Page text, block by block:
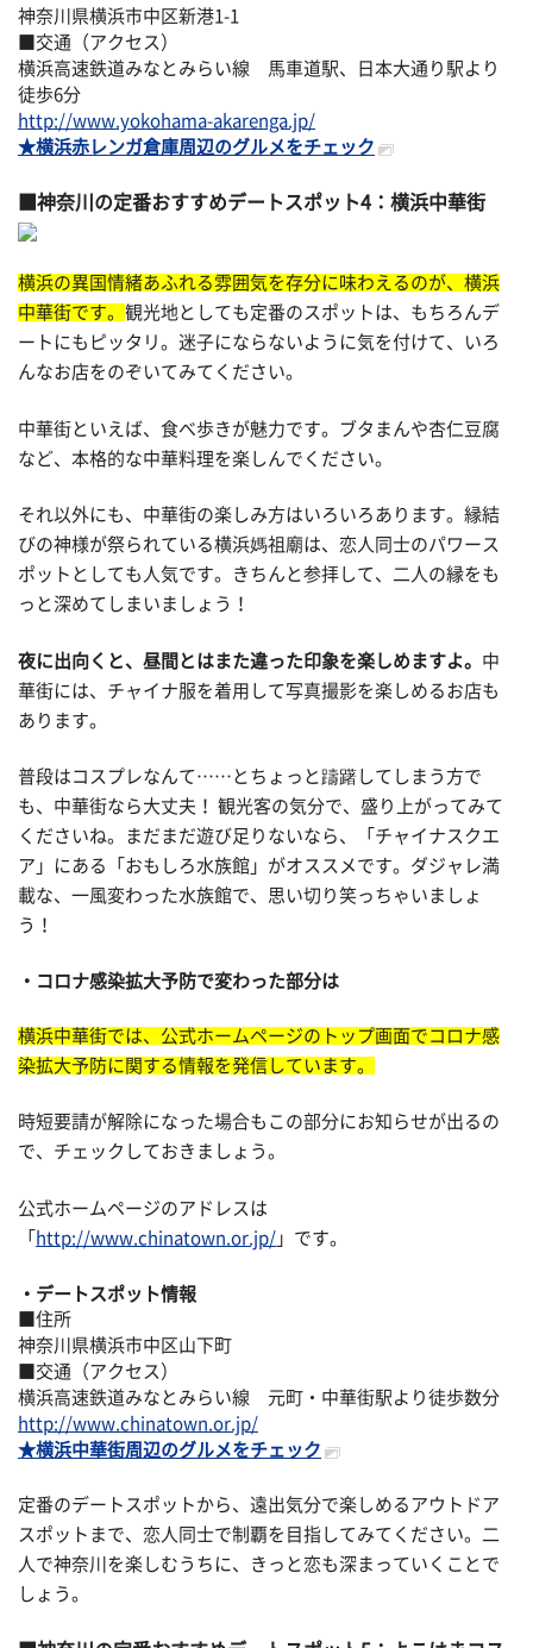
神奈川県横浜市中区新港1-1
■交通（アクセス）
横浜高速鉄道みなとみらい線 馬車道駅、日本大通り駅より
徒歩6分
http://www.yokohama-akarenga.jp/
★横浜赤レンガ倉庫周辺のグルメをチェック
神奈川の定番おすすめデートスポット4：横浜中華街
横浜の異国情緒あふれる雰囲気を存分に味わえるのが、横浜
中華街です。 観光地としても定番のスポットは、もちろんデ
ートにもピッタリ。迷子にならないように気を付けて、いろ
んなお店をのぞいてみてください。
中華街といえば、食べ歩きが魅力です。ブタまんや杏仁豆腐
など、本格的な中華料理を楽しんでください。
それ以外にも、中華街の楽しみ方はいろいろあります。縁結
びの神様が祭られている横浜媽祖廟は、恋人同士のパワース
ポットとしても人気です。きちんと参拝して、二人の縁をも
っと深めてしまいましょう！
夜に出向くと、昼間とはまた違った印象を楽しめますよ。 中
華街には、チャイナ服を着用して写真撮影を楽しめるお店も
あります。
普段はコスプレなんて……とちょっと躊躇してしまう方で
も、中華街なら大丈夫！ 観光客の気分で、盛り上がってみて
くださいね。まだまだ遊び足りないなら、「チャイナスクエ
ア」にある「おもしろ水族館」がオススメです。ダジャレ満
載な、一風変わった水族館で、思い切り笑っちゃいましょ
う！
コロナ感染拡大予防で変わった部分は
横浜中華街では、公式ホームページのトップ画面でコロナ感
染拡大予防に関する情報を発信しています。
時短要請が解除になった場合もこの部分にお知らせが出るの
で、チェックしておきましょう。
公式ホームページのアドレスは
「 http://www.chinatown.or.jp/ 」です。
デートスポット情報
■住所
神奈川県横浜市中区山下町
■交通（アクセス）
横浜高速鉄道みなとみらい線 元町・中華街駅より徒歩数分
http://www.chinatown.or.jp/
★横浜中華街周辺のグルメをチェック
定番のデートスポットから、遠出気分で楽しめるアウトドア
スポットまで、恋人同士で制覇を目指してみてください。二
人で神奈川を楽しむうちに、きっと恋も深まっていくことで
しょう。